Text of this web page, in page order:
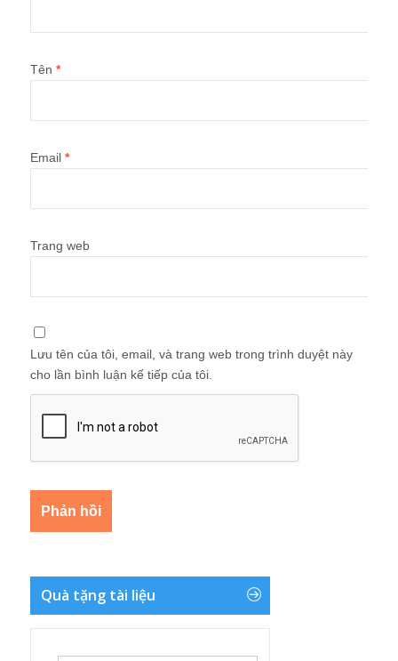
Tên *
Email *
Trang web
Lưu tên của tôi, email, và trang web trong trình duyệt này
cho lần bình luận kế tiếp của tôi.
Quà tặng tài liệu